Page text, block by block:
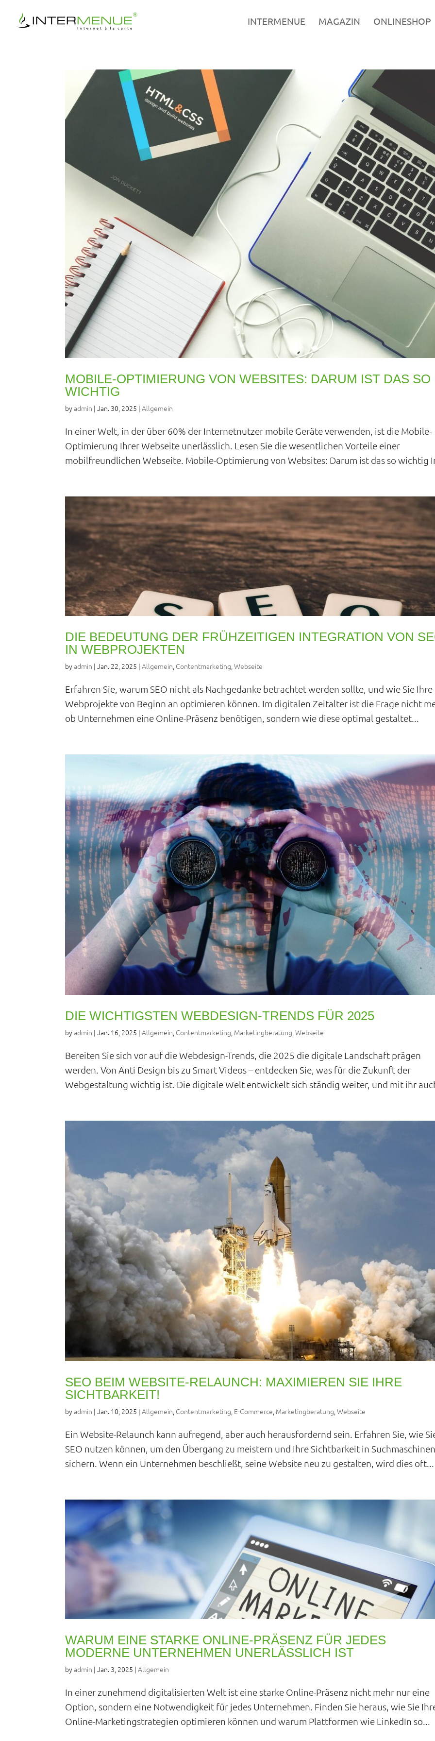
INTERMENUE MAGAZIN ONLINESHOP
MOBILE-OPTIMIERUNG VON WEBSITES: DARUM IST DAS SO
WICHTIG
byadmin |Jan. 30, 2025 |Allgemein
In einer Welt, in der über 60% der Internetnutzer mobile Geräte verwenden, ist die Mobile-
Optimierung Ihrer Webseite unerlässlich. Lesen Sie die wesentlichen Vorteile einer
mobilfreundlichen Webseite. Mobile-Optimierung von Websites: Darum ist das so wichtig
DIE BEDEUTUNG DER FRÜHZEITIGEN INTEGRATION VON
IN WEBPROJEKTEN
byadmin |Jan. 22, 2025 |Allgemein, Contentmarketing,Webseite
Erfahren Sie, warum SEO nicht als Nachgedanke betrachtet werden sollte, und wie Sie Ihre
Webprojekte von Beginn an optimieren können. Im digitalen Zeitalter ist die Frage nicht
ob Unternehmen eine Online-Präsenz benötigen, sondern wie diese optimal gestaltet...
DIE WICHTIGSTEN WEBDESIGN-TRENDS FÜR 2025
byadmin |Jan. 16, 2025 |Allgemein Contentmarketing Marketingberatung ,Webseite
Bereiten Sie sich vor auf die Webdesign-Trends, die 2025 die digitale Landschaft prägen
werden. Von Anti Design bis zu Smart Videos – entdecken Sie, was für die Zukunft der
Webgestaltung wichtig ist. Die digitale Welt entwickelt sich ständig weiter, und mit ihr
SEO BEIM WEBSITE-RELAUNCH: MAXIMIEREN SIE IHRE
SICHTBARKEIT!
byadmin |Jan. 10, 2025 |Allgemein Contentmarketing E-Commerce Marketingberatung ,Webseite
Ein Website-Relaunch kann aufregend, aber auch herausfordernd sein. Erfahren Sie, wie
SEO nutzen können, um den Übergang zu meistern und Ihre Sichtbarkeit in
sichern. Wenn ein Unternehmen beschließt, seine Website neu zu gestalten, wird dies oft...
WARUM EINE STARKE ONLINE-PRÄSENZ FÜR JEDES
MODERNE UNTERNEHMEN UNERLÄSSLICH IST
byadmin |Jan. 3, 2025 |Allgemein
In einer zunehmend digitalisierten Welt ist eine starke Online-Präsenz nicht mehr nur eine
Option, sondern eine Notwendigkeit für jedes Unternehmen. Finden Sie heraus, wie Sie
Online-Marketingstrategien optimieren können und warum Plattformen wie LinkedIn so...